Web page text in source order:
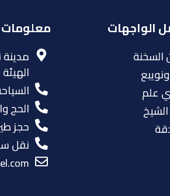
الواجهات
السخنة
علم
السياحة
الحج
حجز طيران :-
نقل سياحي